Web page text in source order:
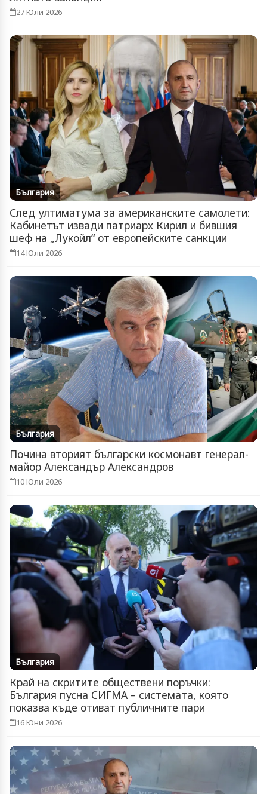
27 Юли 2026
България
След ултиматума за американските самолети:
Кабинетът извади патриарх Кирил и бившия
шеф на „Лукойл“ от европейските санкции
14 Юли 2026
България
Почина вторият български космонавт генерал-
майор Александър Александров
10 Юли 2026
България
Край на скритите обществени поръчки:
България пусна СИГМА – системата, която
показва къде отиват публичните пари
16 Юни 2026